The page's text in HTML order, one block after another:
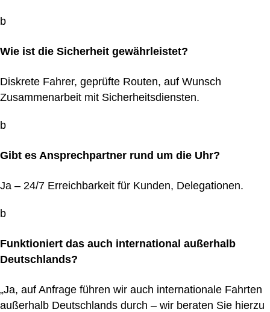
b
Wie ist die Sicherheit gewährleistet?
Diskrete Fahrer, geprüfte Routen, auf Wunsch
Zusammenarbeit mit Sicherheitsdiensten.
b
Gibt es Ansprechpartner rund um die Uhr?
Ja – 24/7 Erreichbarkeit für Kunden, Delegationen.
b
Funktioniert das auch international außerhalb
Deutschlands?
„Ja, auf Anfrage führen wir auch internationale Fahrten
außerhalb Deutschlands durch – wir beraten Sie hierzu